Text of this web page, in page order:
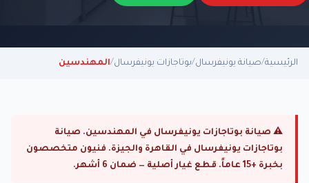
الرئيسية/صيانة يونيفرسال/بوتاجازات يونيفرسال/المهندسين
⚠ صيانة بوتاجازات يونيفرسال في المهندسين. صيانة
بوتاجازات يونيفرسال في القاهرة والجيزة. فنيون متخصصون
بخبرة +15 عاماً. قطع غيار أصلية — ضمان 6 أشهر.